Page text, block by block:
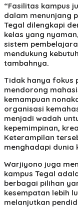
“Fasilitas kampus
dalam menunjang
Tegal dilengkapi
kelas yang
sistem
mendukung
tambahnya.
Tidak hanya fokus
mendorong
kemampuan
organisasi
menjadi wadah
kepemimpinan,
Keterampilan
menghadapi dunia
Warjiyono juga
kampus Tegal
berbagai pilihan
kesempatan lebih
melanjutkan